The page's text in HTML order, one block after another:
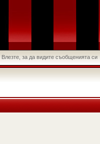
Влезте, за да видите съобщенията си